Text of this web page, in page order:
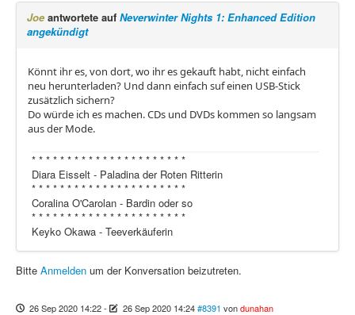
Joe antwortete auf Neverwinter Nights 1: Enhanced Edition
angekündigt
Könnt ihr es, von dort, wo ihr es gekauft habt, nicht einfach
neu herunterladen? Und dann einfach suf einen USB-Stick
zusätzlich sichern?
Do würde ich es machen. CDs und DVDs kommen so langsam
aus der Mode.
* * * * * * * * * * * * * * * * * * * * * *
Diara Eisselt - Paladina der Roten Ritterin
* * * * * * * * * * * * * * * * * * * * * *
Coralina O'Carolan - Bardin oder so
* * * * * * * * * * * * * * * * * * * * * *
Keyko Okawa - Teeverkäuferin
Bitte Anmelden um der Konversation beizutreten.
26 Sep 2020 14:22- 26 Sep 2020 14:24#8391 vondunahan